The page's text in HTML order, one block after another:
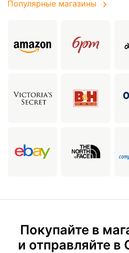
Популярные магазины
Покупайте в
и отправляйте в